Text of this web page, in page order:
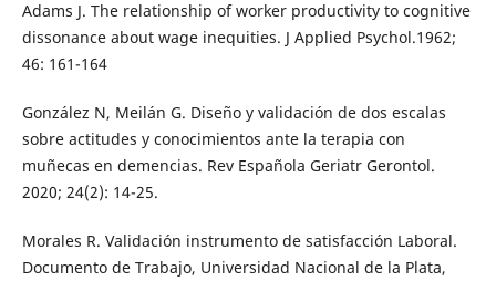
Adams J. The relationship of worker productivity to cognitive
dissonance about wage inequities. J Applied Psychol.1962;
46: 161-164
González N, Meilán G. Diseño y validación de dos escalas
sobre actitudes y conocimientos ante la terapia con
muñecas en demencias. Rev Española Geriatr Gerontol.
2020; 24(2): 14-25.
Morales R. Validación instrumento de satisfacción Laboral.
Documento de Trabajo, Universidad Nacional de la Plata,